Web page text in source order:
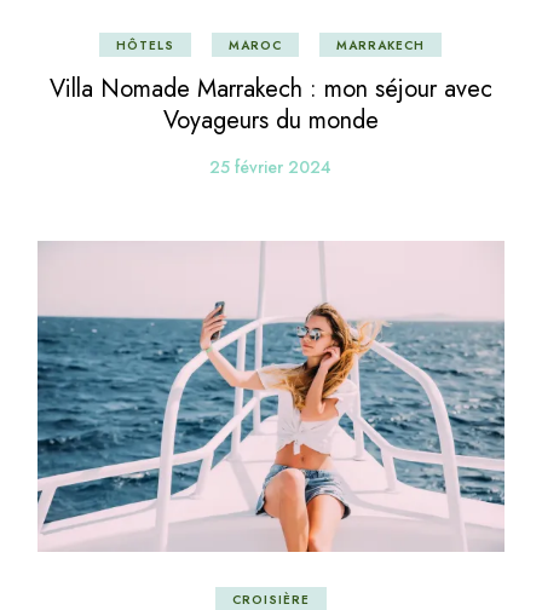
HÔTELS MAROC MARRAKECH
Villa Nomade Marrakech : mon séjour avec
Voyageurs du monde
25 février 2024
CROISIÈRE